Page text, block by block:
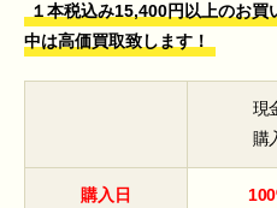
１本税込み15,400円以上のお買
中は高価買取致します！
現
購
購入日